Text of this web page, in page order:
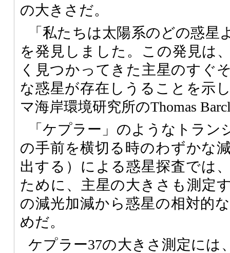
の大きさだ。
「私たちは太陽系のどの惑星
を発見しました。この発見は
く見つかってきた主星のすぐ
な惑星が存在しうることを示
マ海岸環境研究所のThomas
「ケプラー」のようなトラン
の手前を横切る時のわずかな
出する）による惑星探査では
ために、主星の大きさも測定
の減光加減から惑星の相対的
めだ。
ケプラー37の大きさ測定には